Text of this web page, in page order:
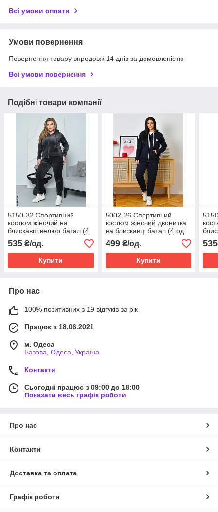
Всі умови оплати
Умови повернення
Повернення товару впродовж 14 днів за домовленістю
Всі умови повернення
Подібні товари компанії
5150-32 Спортивний
костюм жіночий на
блискавці велюр батал (4
од: 52,54,56,58)
535 ₴/од.
Купити
5002-26 Спортивний
костюм жіночий двонитка
на блискавці батал (4 од:
50,52,54,56)
499₴/од.
Купити
од:
535
Про нас
100% позитивних з 19 відгуків за рік
Працює з 18.06.2021
м. Одеса
Базова, Одеса, Україна
Контакти
Сьогодні працює з 09:00 до 18:00
Показати весь графік роботи
Про нас
Контакти
Доставка та оплата
Графік роботи